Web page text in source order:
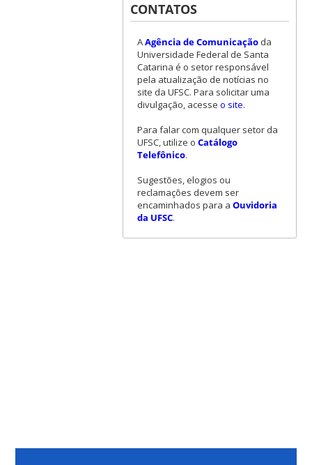
CONTATOS
AAgência de Comunicaçãoda
Universidade Federal de Santa
Catarina é o setor responsável
pela atualização de notícias no
site da UFSC. Para solicitar uma
divulgação, acesse o site.
Para falar com qualquer setor da
UFSC, utilize o Catálogo
Telefônico.
Sugestões, elogios ou
reclamações devem ser
encaminhados para a Ouvidoria
da UFSC.